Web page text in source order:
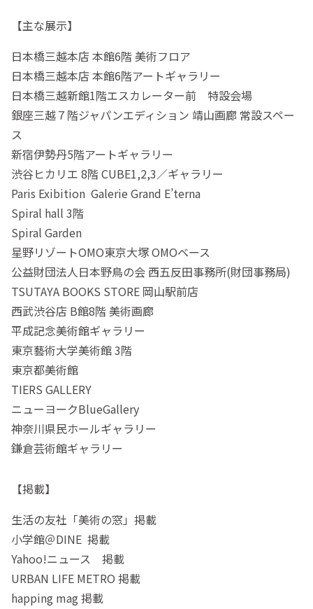
【主な展示】
日本橋三越本店 本館6階 美術フロア
日本橋三越本店 本館6階アートギャラリー
日本橋三越新館1階エスカレーター前 特設会場
銀座三越７階ジャパンエディション 靖山画廊 常設スペー
ス
新宿伊勢丹5階アートギャラリー
渋谷ヒカリエ 8階 CUBE1,2,3／ギャラリー
Paris Exibition Galerie Grand E’terna
Spiral hall 3階
Spiral Garden
星野リゾートOMO東京大塚 OMOベース
公益財団法人日本野鳥の会 西五反田事務所(財団事務局)
TSUTAYA BOOKS STORE 岡山駅前店
西武渋谷店 B館8階 美術画廊
平成記念美術館ギャラリー
東京藝術大学美術館 3階
東京都美術館
TIERS GALLERY
ニューヨークBlueGallery
神奈川県民ホールギャラリー
鎌倉芸術館ギャラリー
【掲載】
生活の友社「美術の窓」掲載
小学館＠DINE 掲載
Yahoo!ニュース 掲載
URBAN LIFE METRO 掲載
happing mag 掲載